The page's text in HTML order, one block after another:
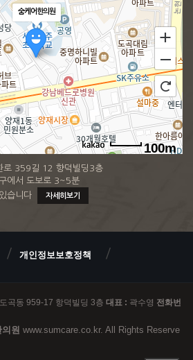
숨케어한의원
100m
로 359길 12 향덕빌딩3층
에서 도보로 3~5분
습니다
자세히보기
개인정보보호정책
곡동 959-17 항덕빌딩 3층 대표 : 곽수영 전화번
의원 www.sumcare.co.kr. All Rights Reserve